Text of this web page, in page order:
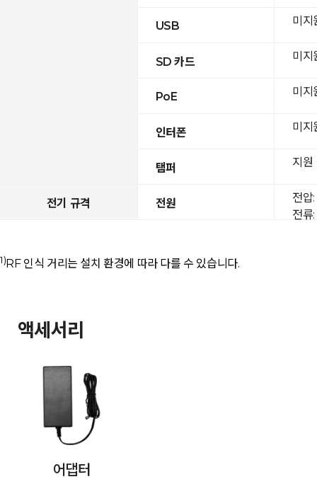
USB
SD 카드
PoE
인터폰
탬퍼
전기 규격 전원
미지
미지
미지
미지
지원
전압
전류
1)RF 인식 거리는 설치 환경에 따라 다를 수 있습니다.
액세서리
어댑터